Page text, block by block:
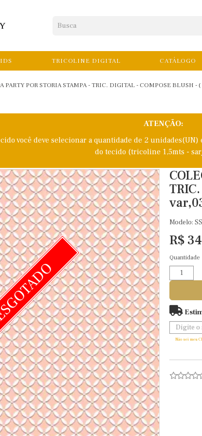
TRICOLINE DIGITAL CATÁLOGO
PARTY POR STORIA STAMPA - TRIC. DIGITAL - COMPOSE BLUSH - (
ATENÇÃO:
você deve selecionar a quantidade de 2
do tecido (tricoline 1,5mts -
Modelo:
R$
Quantidade
Não sei meu